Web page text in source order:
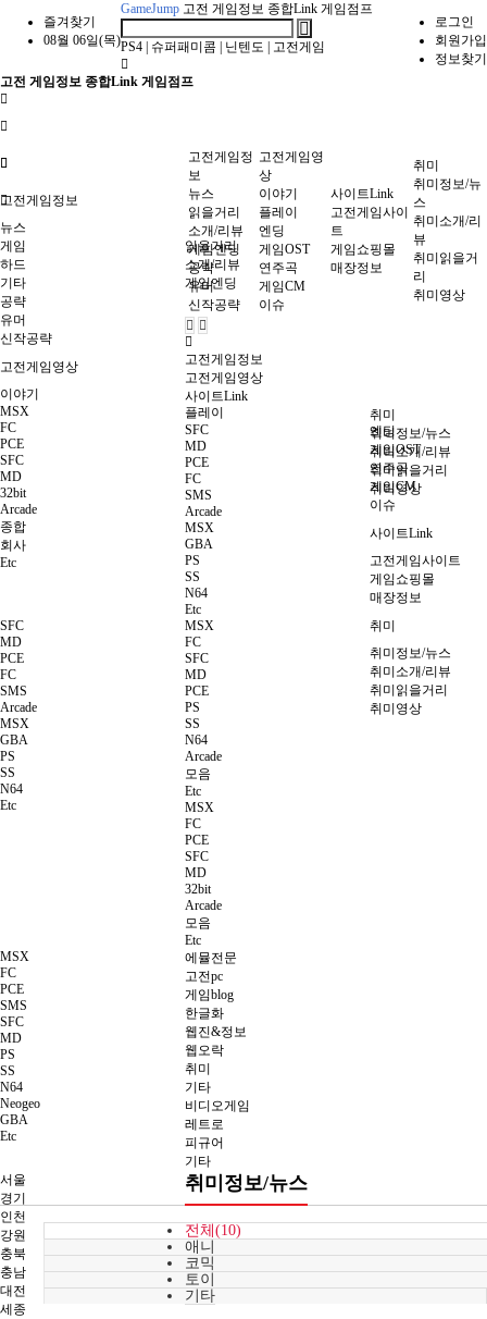
즐겨찾기
08월 06일(목)
로그인
회원가입
정보찾기
GameJump 고전 게임정보 종합Link 게임점프
PS4 슈퍼패미콤 닌텐도 고전게임
고전 게임정보 종합Link 게임점프
고전게임정보
뉴스
게임
하드
기타
읽을거리
소개/리뷰
게임엔딩
공략
유머
신작공략
고전게임영상
이야기
MSX
FC
PCE
SFC
MD
32bit
Arcade
종합
회사
Etc
플레이
SFC
MD
PCE
FC
SMS
Arcade
MSX
GBA
PS
SS
N64
Etc
엔딩
SFC
MD
PCE
FC
SMS
Arcade
MSX
GBA
PS
SS
N64
Etc
게임OST
MSX
FC
SFC
MD
PCE
PS
SS
N64
Arcade
모음
Etc
연주곡
MSX
FC
PCE
SFC
MD
32bit
Arcade
모음
Etc
게임CM
MSX
FC
PCE
SMS
SFC
MD
PS
SS
N64
Neogeo
GBA
Etc
이슈
사이트Link
고전게임사이트
에뮬전문
고전pc
게임blog
한글화
웹진&정보
웹오락
취미
기타
게임쇼핑몰
비디오게임
레트로
피규어
기타
매장정보
서울
경기
인천
강원
충북
충남
대전
세종
취미
취미정보/뉴스
취미소개/리뷰
취미읽을거리
취미영상
고전게임정
보
뉴스
읽을거리
소개/리뷰
게임엔딩
공략
유머
신작공략
고전게임영
상
이야기
플레이
엔딩
게임OST
연주곡
게임CM
이슈
사이트Link
고전게임사이
트
게임쇼핑몰
매장정보
취미
취미정보/뉴
스
취미소개/리
뷰
취미읽을거
리
취미영상
고전게임정보
고전게임영상
사이트Link
취미
취미정보/뉴스
취미소개/리뷰
취미읽을거리
취미영상
취미정보/뉴스
전체(10)
애니
코믹
토이
기타